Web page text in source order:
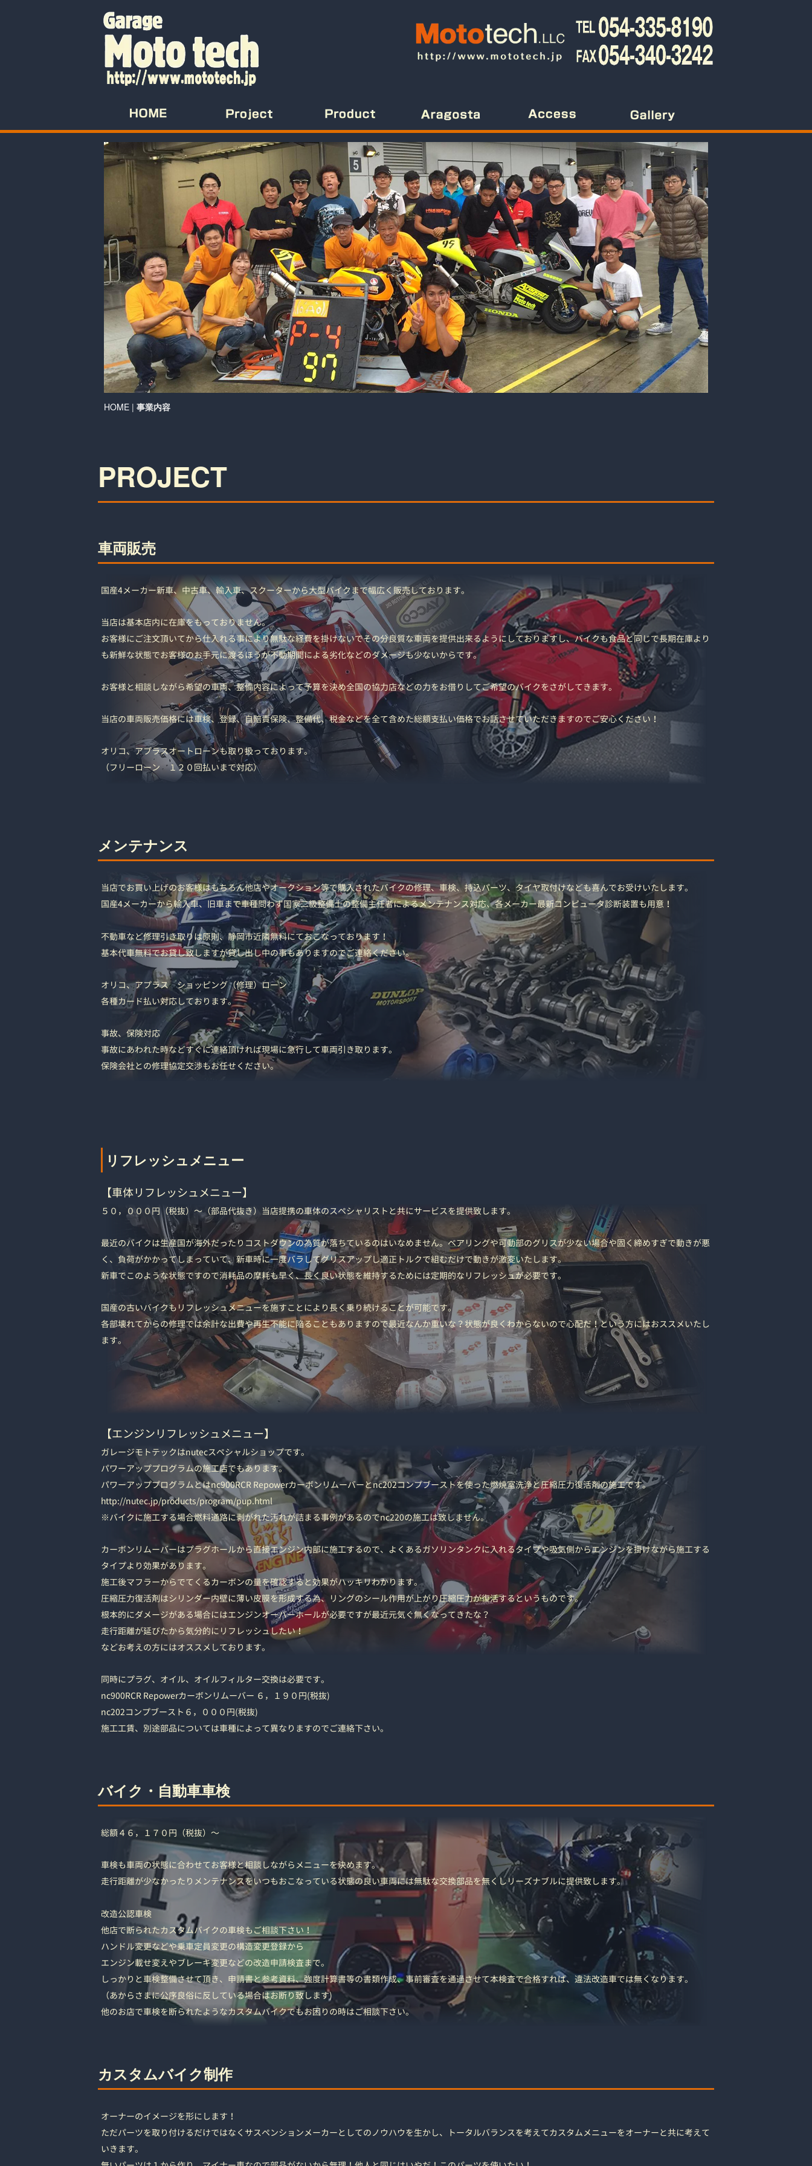
HOME | 事業内容
PROJECT
車両販売
国産4メーカー新車、中古車、輸入車、スクーターから大型バイクまで幅広く販売しております。
当店は基本店内に在庫をもっておりません。
お客様にご注文頂いてから仕入れる事により無駄な経費を掛けないでその分良質な車両を提供出来るようにしておりますし、バイクも食品と同じで長期在庫より
も新鮮な状態でお客様のお手元に渡るほうが不動期間による劣化などのダメージも少ないからです。
お客様と相談しながら希望の車両、整備内容によって予算を決め全国の協力店などの力をお借りしてご希望のバイクをさがしてきます。
当店の車両販売価格には車検、登録、自賠責保険、整備代、税金などを全て含めた総額支払い価格でお話させていただきますのでご安心ください！
オリコ、アプラスオートローンも取り扱っております。
（フリーローン １２０回払いまで対応）
メンテナンス
当店でお買い上げのお客様はもちろん他店やオークション等で購入されたバイクの修理、車検、持込パーツ、タイヤ取付けなども喜んでお受けいたします。
国産4メーカーから輸入車、旧車まで車種問わず国家二級整備士の整備主任者によるメンテナンス対応、各メーカー最新コンピュータ診断装置も用意！
不動車など修理引き取りは原則、静岡市近隣無料にておこなっております！
基本代車無料でお貸し致しますが貸し出し中の事もありますのでご連絡ください。
オリコ、アプラス ショッピング（修理）ローン
各種カード払い対応しております。
事故、保険対応
事故にあわれた時などすぐに連絡頂ければ現場に急行して車両引き取ります。
保険会社との修理協定交渉もお任せください。
リフレッシュメニュー
【車体リフレッシュメニュー】
５０，０００円（税抜）～（部品代抜き）当店提携の車体のスペシャリストと共にサービスを提供致します。
最近のバイクは生産国が海外だったりコストダウンの為質が落ちているのはいなめません。ベアリングや可動部のグリスが少ない場合や固く締めすぎで動きが悪
く、負荷がかかってしまっていて、新車時に一度バラしてグリスアップし適正トルクで組むだけで動きが激変いたします。
新車でこのような状態ですので消耗品の摩耗も早く、長く良い状態を維持するためには定期的なリフレッシュが必要です。
国産の古いバイクもリフレッシュメニューを施すことにより長く乗り続けることが可能です。
各部壊れてからの修理では余計な出費や再生不能に陥ることもありますので最近なんか重いな？状態が良くわからないので心配だ！という方にはおススメいたし
ます。
【エンジンリフレッシュメニュー】
ガレージモトテックはnutecスペシャルショップです。
パワーアッププログラムの施工店でもあります。
パワーアッププログラムとはnc900RCR Repowerカーボンリムーバーとnc202コンプブーストを使った燃焼室洗浄と圧縮圧力復活剤の施工です。
http://nutec.jp/products/program/pup.html
※バイクに施工する場合燃料通路に剥がれた汚れが詰まる事例があるのでnc220の施工は致しません。
カーボンリムーバーはプラグホールから直接エンジン内部に施工するので、よくあるガソリンタンクに入れるタイプや吸気側からエンジンを掛けながら施工する
タイプより効果があります。
施工後マフラーからでてくるカーボンの量を確認すると効果がハッキリわかります。
圧縮圧力復活剤はシリンダー内壁に薄い皮膜を形成する為、リングのシール作用が上がり圧縮圧力が復活するというものです。
根本的にダメージがある場合にはエンジンオーバーホールが必要ですが最近元気ぐ無くなってきたな？
走行距離が延びたから気分的にリフレッシュしたい！
などお考えの方にはオススメしております。
同時にプラグ、オイル、オイルフィルター交換は必要です。
nc900RCR Repowerカーボンリムーバー ６，１９０円(税抜)
nc202コンプブースト６，０００円(税抜)
施工工賃、別途部品については車種によって異なりますのでご連絡下さい。
バイク・自動車車検
総額４６，１７０円（税抜）～
車検も車両の状態に合わせてお客様と相談しながらメニューを決めます。
走行距離が少なかったりメンテナンスをいつもおこなっている状態の良い車両には無駄な交換部品を無くしリーズナブルに提供致します。
改造公認車検
他店で断られたカスタムバイクの車検もご相談下さい！
ハンドル変更などや乗車定員変更の構造変更登録から
エンジン載せ変えやブレーキ変更などの改造申請検査まで。
しっかりと車検整備させて頂き、申請書と参考資料、強度計算書等の書類作成、事前審査を通過させて本検査で合格すれば、違法改造車では無くなります。
（あからさまに公序良俗に反している場合はお断り致します)
他のお店で車検を断られたようなカスタムバイクでもお困りの時はご相談下さい。
カスタムバイク制作
オーナーのイメージを形にします！
ただパーツを取り付けるだけではなくサスペンションメーカーとしてのノウハウを生かし、トータルバランスを考えてカスタムメニューをオーナーと共に考えて
いきます。